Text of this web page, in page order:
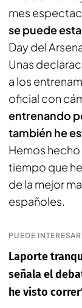
mes
se puede
Day del
Unas
a los
oficial con
entrenando
también he
Hemos
tiempo que
de la mejor
españoles.
PUEDE
Laporte
señala el
he visto